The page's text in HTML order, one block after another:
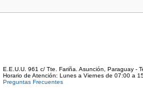
E.E.U.U. 961 c/ Tte. Fariña. Asunción, Paraguay -
Horario de Atención: Lunes a Viernes de 07:00 a
Preguntas Frecuentes